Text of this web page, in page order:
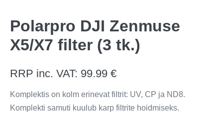
Polarpro DJI Zenmuse
X5/X7 filter (3 tk.)
RRP inc. VAT: 99.99 €
Komplektis on kolm erinevat filtrit: UV, CP ja ND8.
Komplekti samuti kuulub karp filtrite hoidmiseks.